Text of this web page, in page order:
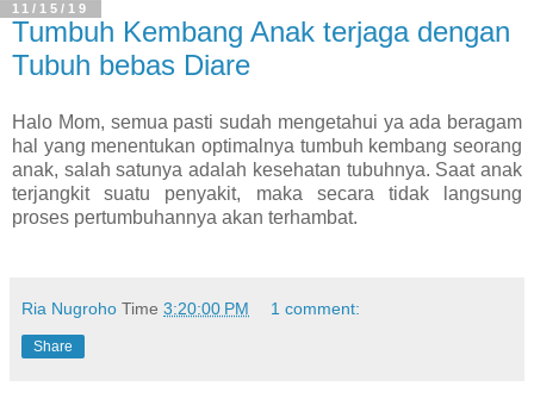
11/15/19
Tumbuh Kembang Anak terjaga dengan
Tubuh bebas Diare
Halo Mom, semua pasti sudah mengetahui ya ada beragam
hal yang menentukan optimalnya tumbuh kembang seorang
anak, salah satunya adalah kesehatan tubuhnya. Saat anak
terjangkit suatu penyakit, maka secara tidak langsung
proses pertumbuhannya akan terhambat.
Ria Nugroho Time 3:20:00 PM 1 comment:
Share